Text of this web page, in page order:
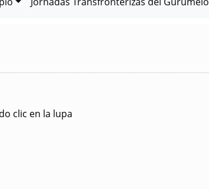
clic en la lupa